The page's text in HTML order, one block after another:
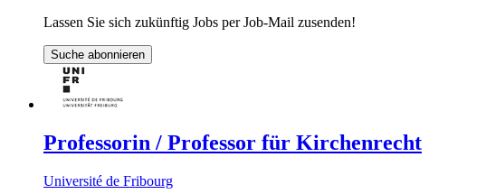
Lassen Sie sich zukünftig Jobs per Job-Mail zusenden!
Suche abonnieren
Professorin / Professor für Kirchenrecht
Université de Fribourg